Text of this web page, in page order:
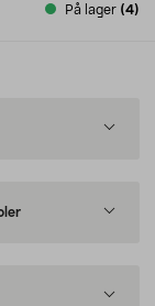
På lager (4)